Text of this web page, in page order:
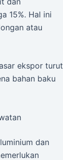
15%. Hal ini
atau
ekspor turut
bahan baku
dan